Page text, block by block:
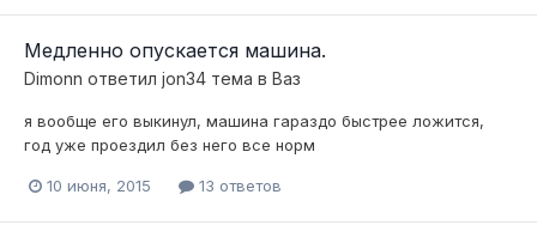
Медленно опускается машина.
Dimonn ответил jon34 тема в Ваз
я вообще его выкинул, машина гараздо быстрее ложится,
год уже проездил без него все норм
10 июня, 2015 13 ответов